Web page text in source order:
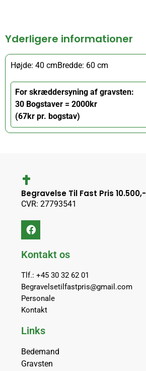
Yderligere informationer
Højde: 40 cmBredde: 60 cm
For skræddersyning af gravsten:
30 Bogstaver = 2000kr
(67kr pr. bogstav)
Begravelse Til Fast Pris 10.500,-
CVR: 27793541
Kontakt os
Tlf.: +45 30 32 62 01
Begravelsetilfastpris@gmail.com
Personale
Kontakt
Links
Bedemand
Gravsten